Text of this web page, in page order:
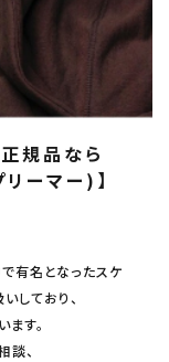
規品なら
ーマー)】
有名となったスケ
しており、
す。
談、